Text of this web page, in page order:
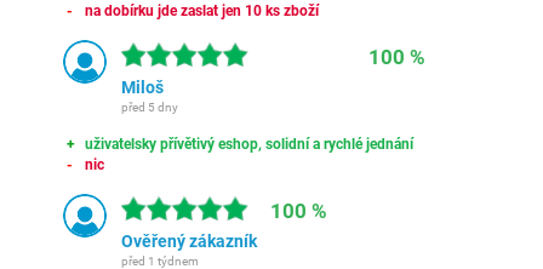
na dobírku jde zaslat jen 10 ks zboží
100 %
Miloš
před 5 dny
uživatelsky přívětivý eshop, solidní a rychlé jednání
nic
100 %
Ověřený zákazník
před 1 týdnem